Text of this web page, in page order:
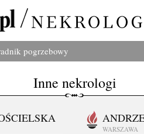
pogrzebowy
Inne nekrologi
WARSZAWA